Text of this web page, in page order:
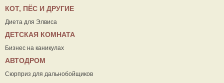
КОТ, ПЁС И ДРУГИЕ
Диета для Элвиса
ДЕТСКАЯ КОМНАТА
Бизнес на каникулах
АВТОДРОМ
Сюрприз для дальнобойщиков